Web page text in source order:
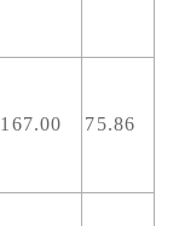
167.00 75.86